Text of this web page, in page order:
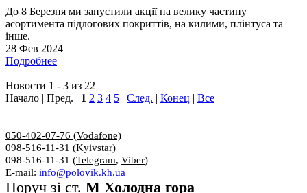
До 8 Березня ми запустили акції на велику частину
асортимента підлогових покриттів, на килими, плінтуса та
інше.
28 Фев 2024
Подробнее
Новости 1 - 3 из 22
Начало | Пред. | 1 2 3 4 5 | След. | Конец | Все
050-402-07-76 (Vodafone)
098-516-11-31 (Kyivstar)
098-516-11-31 (Telegram, Viber)
E-mail: info@polovik.kh.ua
Поруч зі ст. М Холодна гора